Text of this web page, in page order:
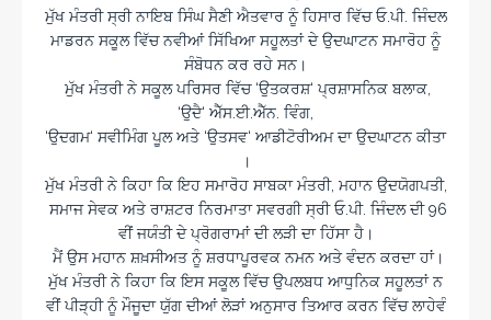
ਮੁੱਖ ਮੰਤਰੀ ਸ੍ਰੀ ਨਾਇਬ ਸਿੰਘ ਸੈਣੀ ਐਤਵਾਰ ਨੂੰ ਹਿਸਾਰ ਵਿੱਚ ਓ.ਪੀ. ਜਿੰਦਲ
ਮਾਡਰਨ ਸਕੂਲ ਵਿੱਚ ਨਵੀਆਂ ਸਿੱਖਿਆ ਸਹੂਲਤਾਂ ਦੇ ਉਦਘਾਟਨ ਸਮਾਰੋਹ ਨੂੰ
ਸੰਬੋਧਨ ਕਰ ਰਹੇ ਸਨ।
ਮੁੱਖ ਮੰਤਰੀ ਨੇ ਸਕੂਲ ਪਰਿਸਰ ਵਿੱਚ ‘ਉਤਕਰਸ਼‘ ਪ੍ਰਸ਼ਾਸਨਿਕ ਬਲਾਕ,
‘ਉਦੈ‘ ਐੱਸ.ਈ.ਐੱਨ. ਵਿੰਗ,
‘ਉਦਗਮ‘ ਸਵੀਮਿੰਗ ਪੂਲ ਅਤੇ ‘ਉਤਸਵ‘ ਆਡੀਟੋਰੀਅਮ ਦਾ ਉਦਘਾਟਨ ਕੀਤਾ
।
ਮੁੱਖ ਮੰਤਰੀ ਨੇ ਕਿਹਾ ਕਿ ਇਹ ਸਮਾਰੋਹ ਸਾਬਕਾ ਮੰਤਰੀ, ਮਹਾਨ ਉਦਯੋਗਪਤੀ,
ਸਮਾਜ ਸੇਵਕ ਅਤੇ ਰਾਸ਼ਟਰ ਨਿਰਮਾਤਾ ਸਵਰਗੀ ਸ੍ਰੀ ਓ.ਪੀ. ਜਿੰਦਲ ਦੀ 96
ਵੀਂ ਜਯੰਤੀ ਦੇ ਪ੍ਰੋਗਰਾਮਾਂ ਦੀ ਲੜੀ ਦਾ ਹਿੱਸਾ ਹੈ।
ਮੈਂ ਉਸ ਮਹਾਨ ਸ਼ਖ਼ਸੀਅਤ ਨੂੰ ਸ਼ਰਧਾਪੂਰਵਕ ਨਮਨ ਅਤੇ ਵੰਦਨ ਕਰਦਾ ਹਾਂ।
ਮੁੱਖ ਮੰਤਰੀ ਨੇ ਕਿਹਾ ਕਿ ਇਸ ਸਕੂਲ ਵਿੱਚ ਉਪਲਬਧ ਆਧੁਨਿਕ ਸਹੂਲਤਾਂ ਨ
ਵੀਂ ਪੀੜ੍ਹੀ ਨੂੰ ਮੌਜੂਦਾ ਯੁੱਗ ਦੀਆਂ ਲੋੜਾਂ ਅਨੁਸਾਰ ਤਿਆਰ ਕਰਨ ਵਿੱਚ ਲਾਹੇਵੰ